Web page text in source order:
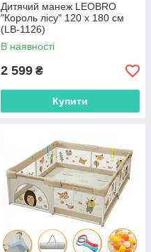
Дитячий манеж LEOBRO
"Король лісу" 120 x 180 см
(LB-1126)
В наявності
2 599 ₴
Купити